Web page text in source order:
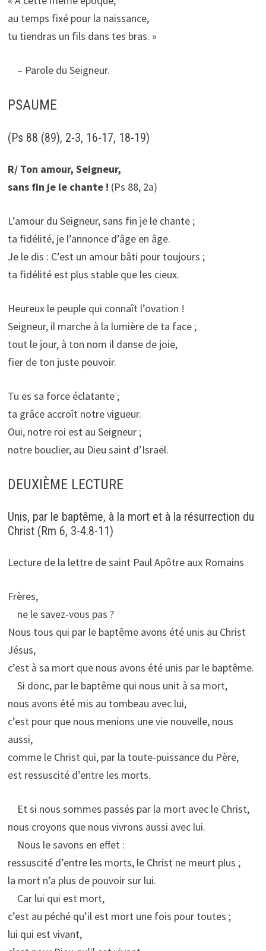
au temps fixé pour la naissance,
tu tiendras un fils dans tes bras. »
– Parole du Seigneur.
PSAUME
(Ps 88 (89), 2-3, 16-17, 18-19)
R/ Ton amour, Seigneur,
sans fin je le chante ! (Ps 88, 2a)
L’amour du Seigneur, sans fin je le chante ;
ta fidélité, je l’annonce d’âge en âge.
Je le dis : C’est un amour bâti pour toujours ;
ta fidélité est plus stable que les cieux.
Heureux le peuple qui connaît l’ovation !
Seigneur, il marche à la lumière de ta face ;
tout le jour, à ton nom il danse de joie,
fier de ton juste pouvoir.
Tu es sa force éclatante ;
ta grâce accroît notre vigueur.
Oui, notre roi est au Seigneur ;
notre bouclier, au Dieu saint d’Israël.
DEUXIÈME LECTURE
Unis, par le baptême, à la mort et à la résurrection du
Christ (Rm 6, 3-4.8-11)
Lecture de la lettre de saint Paul Apôtre aux Romains
Frères,
ne le savez-vous pas ?
Nous tous qui par le baptême avons été unis au Christ
Jésus,
c’est à sa mort que nous avons été unis par le baptême.
Si donc, par le baptême qui nous unit à sa mort,
nous avons été mis au tombeau avec lui,
c’est pour que nous menions une vie nouvelle, nous
aussi,
comme le Christ qui, par la toute-puissance du Père,
est ressuscité d’entre les morts.
Et si nous sommes passés par la mort avec le Christ,
nous croyons que nous vivrons aussi avec lui.
Nous le savons en effet :
ressuscité d’entre les morts, le Christ ne meurt plus ;
la mort n’a plus de pouvoir sur lui.
Car lui qui est mort,
c’est au péché qu’il est mort une fois pour toutes ;
lui qui est vivant,